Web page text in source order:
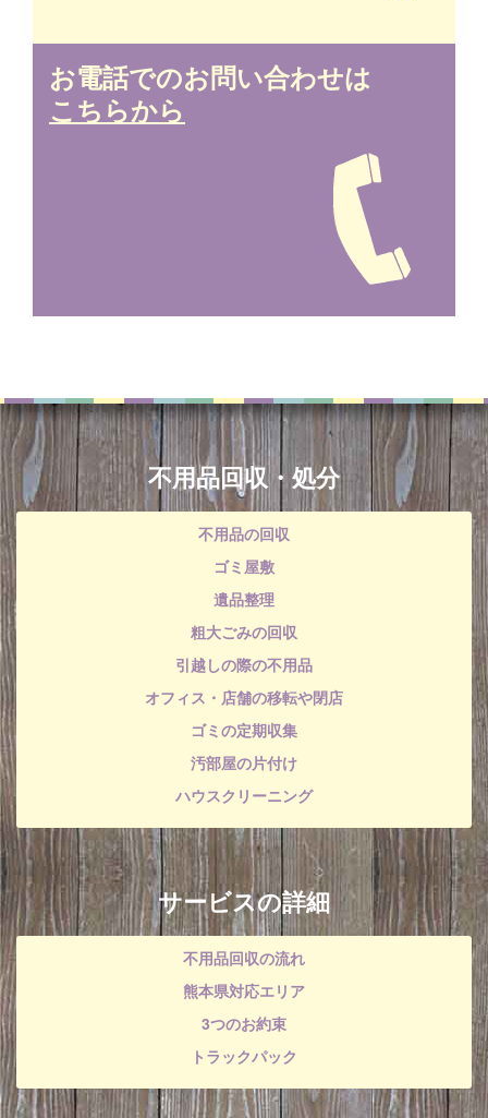
お電話でのお問い合わせは
こちらから
不用品回収・処分
不用品の回収
ゴミ屋敷
遺品整理
粗大ごみの回収
引越しの際の不用品
オフィス・店舗の移転や閉店
ゴミの定期収集
汚部屋の片付け
ハウスクリーニング
サービスの詳細
不用品回収の流れ
熊本県対応エリア
3つのお約束
トラックパック